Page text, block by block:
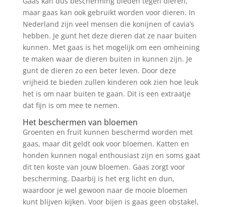
maar gaas kan ook gebruikt worden voor dieren. In
Nederland zijn veel mensen die konijnen of cavia’s
hebben. Je gunt het deze dieren dat ze naar buiten
kunnen. Met gaas is het mogelijk om een omheining
te maken waar de dieren buiten in kunnen zijn. Je
gunt de dieren zo een beter leven. Door deze
vrijheid te bieden zullen kinderen ook zien hoe leuk
het is om naar buiten te gaan. Dit is een extraatje
dat fijn is om mee te nemen.
Het beschermen van bloemen
Groenten en fruit kunnen beschermd worden met
gaas, maar dit geldt ook voor bloemen. Katten en
honden kunnen nogal enthousiast zijn en soms gaat
dit ten koste van jouw bloemen. Gaas zorgt voor
bescherming. Daarbij is het erg licht en dun,
waardoor je wel gewoon naar de mooie bloemen
kunt blijven kijken. Voor bijen is gaas geen obstakel,